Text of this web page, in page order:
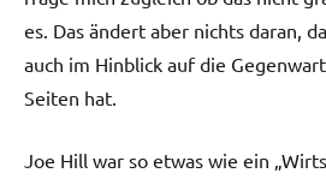
es. Das ändert aber nichts daran,
auch im Hinblick auf die
Seiten hat.
Joe Hill war so etwas wie ein